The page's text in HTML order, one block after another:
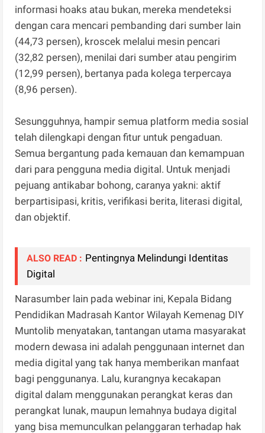
informasi hoaks atau bukan, mereka mendeteksi
dengan cara mencari pembanding dari sumber lain
(44,73 persen), kroscek melalui mesin pencari
(32,82 persen), menilai dari sumber atau pengirim
(12,99 persen), bertanya pada kolega terpercaya
(8,96 persen).
Sesungguhnya, hampir semua platform media sosial
telah dilengkapi dengan fitur untuk pengaduan.
Semua bergantung pada kemauan dan kemampuan
dari para pengguna media digital. Untuk menjadi
pejuang antikabar bohong, caranya yakni: aktif
berpartisipasi, kritis, verifikasi berita, literasi digital,
dan objektif.
ALSO READ : Pentingnya Melindungi Identitas
Digital
Narasumber lain pada webinar ini, Kepala Bidang
Pendidikan Madrasah Kantor Wilayah Kemenag DIY
Muntolib menyatakan, tantangan utama masyarakat
modern dewasa ini adalah penggunaan internet dan
media digital yang tak hanya memberikan manfaat
bagi penggunanya. Lalu, kurangnya kecakapan
digital dalam menggunakan perangkat keras dan
perangkat lunak, maupun lemahnya budaya digital
yang bisa memunculkan pelanggaran terhadap hak